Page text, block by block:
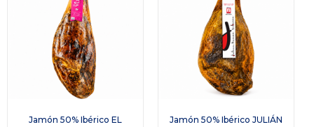
Jamón 50% Ibérico EL
Jamón 50% Ibérico JULIÁN